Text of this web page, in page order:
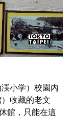
小学）校園內
收藏的老文
館，只能在這